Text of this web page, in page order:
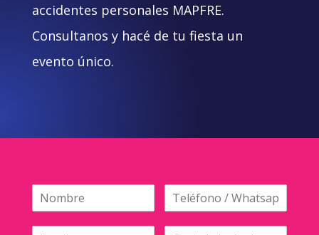
accidentes personales MAPFRE.
Consultanos y hacé de tu fiesta un
evento único.